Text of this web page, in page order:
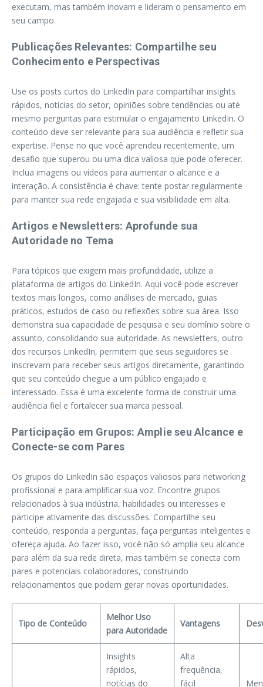
executam, mas também inovam e lideram o pensamento em
seu campo.
Publicações Relevantes: Compartilhe seu
Conhecimento e Perspectivas
Use os posts curtos do LinkedIn para compartilhar insights
rápidos, notícias do setor, opiniões sobre tendências ou até
mesmo perguntas para estimular o engajamento LinkedIn. O
conteúdo deve ser relevante para sua audiência e refletir sua
expertise. Pense no que você aprendeu recentemente, um
desafio que superou ou uma dica valiosa que pode oferecer.
Inclua imagens ou vídeos para aumentar o alcance e a
interação. A consistência é chave: tente postar regularmente
para manter sua rede engajada e sua visibilidade em alta.
Artigos e Newsletters: Aprofunde sua
Autoridade no Tema
Para tópicos que exigem mais profundidade, utilize a
plataforma de artigos do LinkedIn. Aqui você pode escrever
textos mais longos, como análises de mercado, guias
práticos, estudos de caso ou reflexões sobre sua área. Isso
demonstra sua capacidade de pesquisa e seu domínio sobre o
assunto, consolidando sua autoridade. As newsletters, outro
dos recursos LinkedIn, permitem que seus seguidores se
inscrevam para receber seus artigos diretamente, garantindo
que seu conteúdo chegue a um público engajado e
interessado. Essa é uma excelente forma de construir uma
audiência fiel e fortalecer sua marca pessoal.
Participação em Grupos: Amplie seu Alcance e
Conecte-se com Pares
Os grupos do LinkedIn são espaços valiosos para networking
profissional e para amplificar sua voz. Encontre grupos
relacionados à sua indústria, habilidades ou interesses e
participe ativamente das discussões. Compartilhe seu
conteúdo, responda a perguntas, faça perguntas inteligentes e
ofereça ajuda. Ao fazer isso, você não só amplia seu alcance
para além da sua rede direta, mas também se conecta com
pares e potenciais colaboradores, construindo
relacionamentos que podem gerar novas oportunidades.
Tipo de Conteúdo
Melhor Uso
para Autoridade
Vantagens
Insights
rápidos,
notícias do
Alta
frequência,
fácil